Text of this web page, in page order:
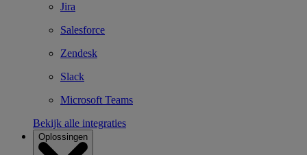
Jira
Salesforce
Zendesk
Slack
Microsoft Teams
Bekijk alle integraties
Oplossingen